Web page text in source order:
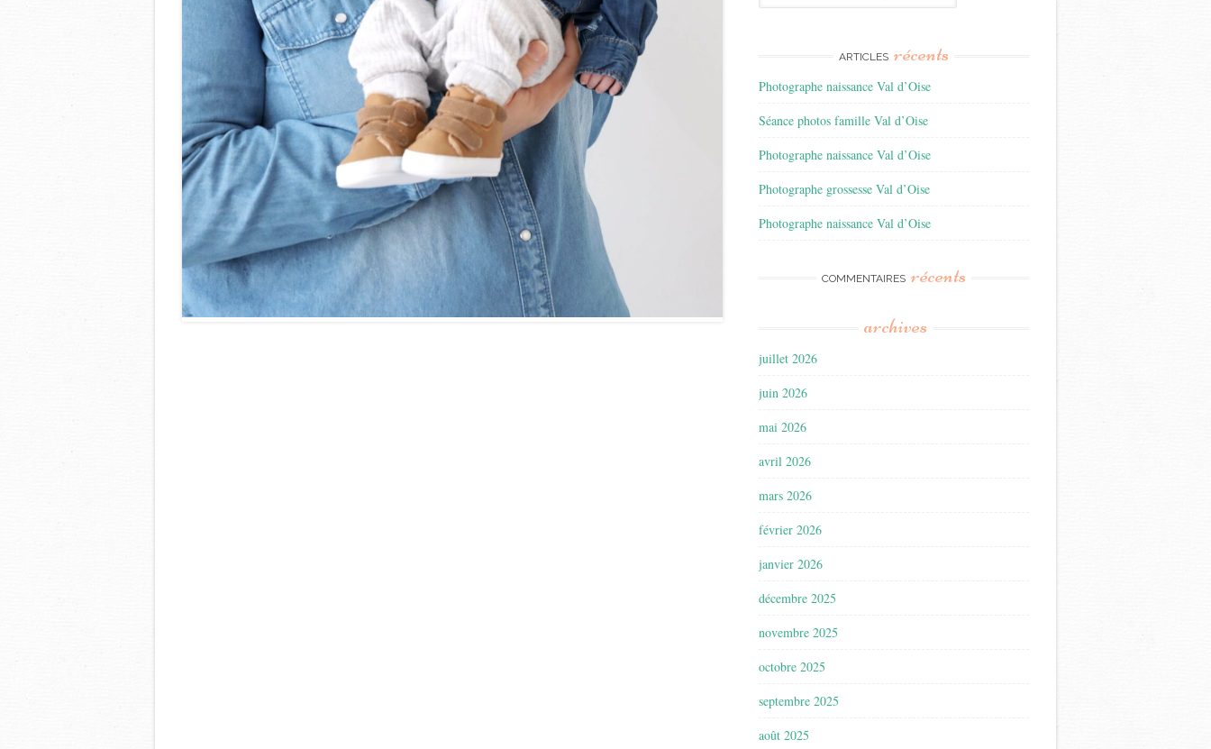
ARTICLES récents
Photographe naissance Val d’Oise
Séance photos famille Val d’Oise
Photographe naissance Val d’Oise
Photographe grossesse Val d’Oise
Photographe naissance Val d’Oise
COMMENTAIRES récents
archives
juillet 2026
juin 2026
mai 2026
avril 2026
mars 2026
février 2026
janvier 2026
décembre 2025
novembre 2025
octobre 2025
septembre 2025
août 2025